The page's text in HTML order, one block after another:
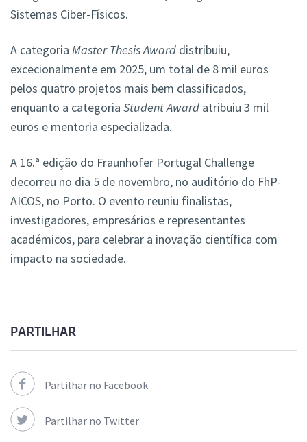
Sistemas Ciber-Físicos.
A categoria Master Thesis Award distribuiu,
excecionalmente em 2025, um total de 8 mil euros
pelos quatro projetos mais bem classificados,
enquanto a categoria Student Award atribuiu 3 mil
euros e mentoria especializada.
A 16.ª edição do Fraunhofer Portugal Challenge
decorreu no dia 5 de novembro, no auditório do FhP-
AICOS, no Porto. O evento reuniu finalistas,
investigadores, empresários e representantes
académicos, para celebrar a inovação científica com
impacto na sociedade.
PARTILHAR
Partilhar no Facebook
Partilhar no Twitter